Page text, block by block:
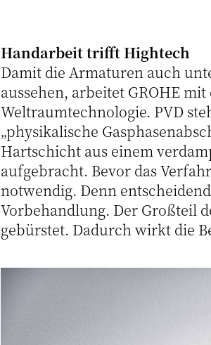
Handarbeit trifft Hightech
Damit die Armaturen auch
aussehen, arbeitet GROHE
Weltraumtechnologie. PVD
„physikalische
Hartschicht aus einem
aufgebracht. Bevor das
notwendig. Denn
Vorbehandlung. Der Großteil
gebürstet. Dadurch wirkt die